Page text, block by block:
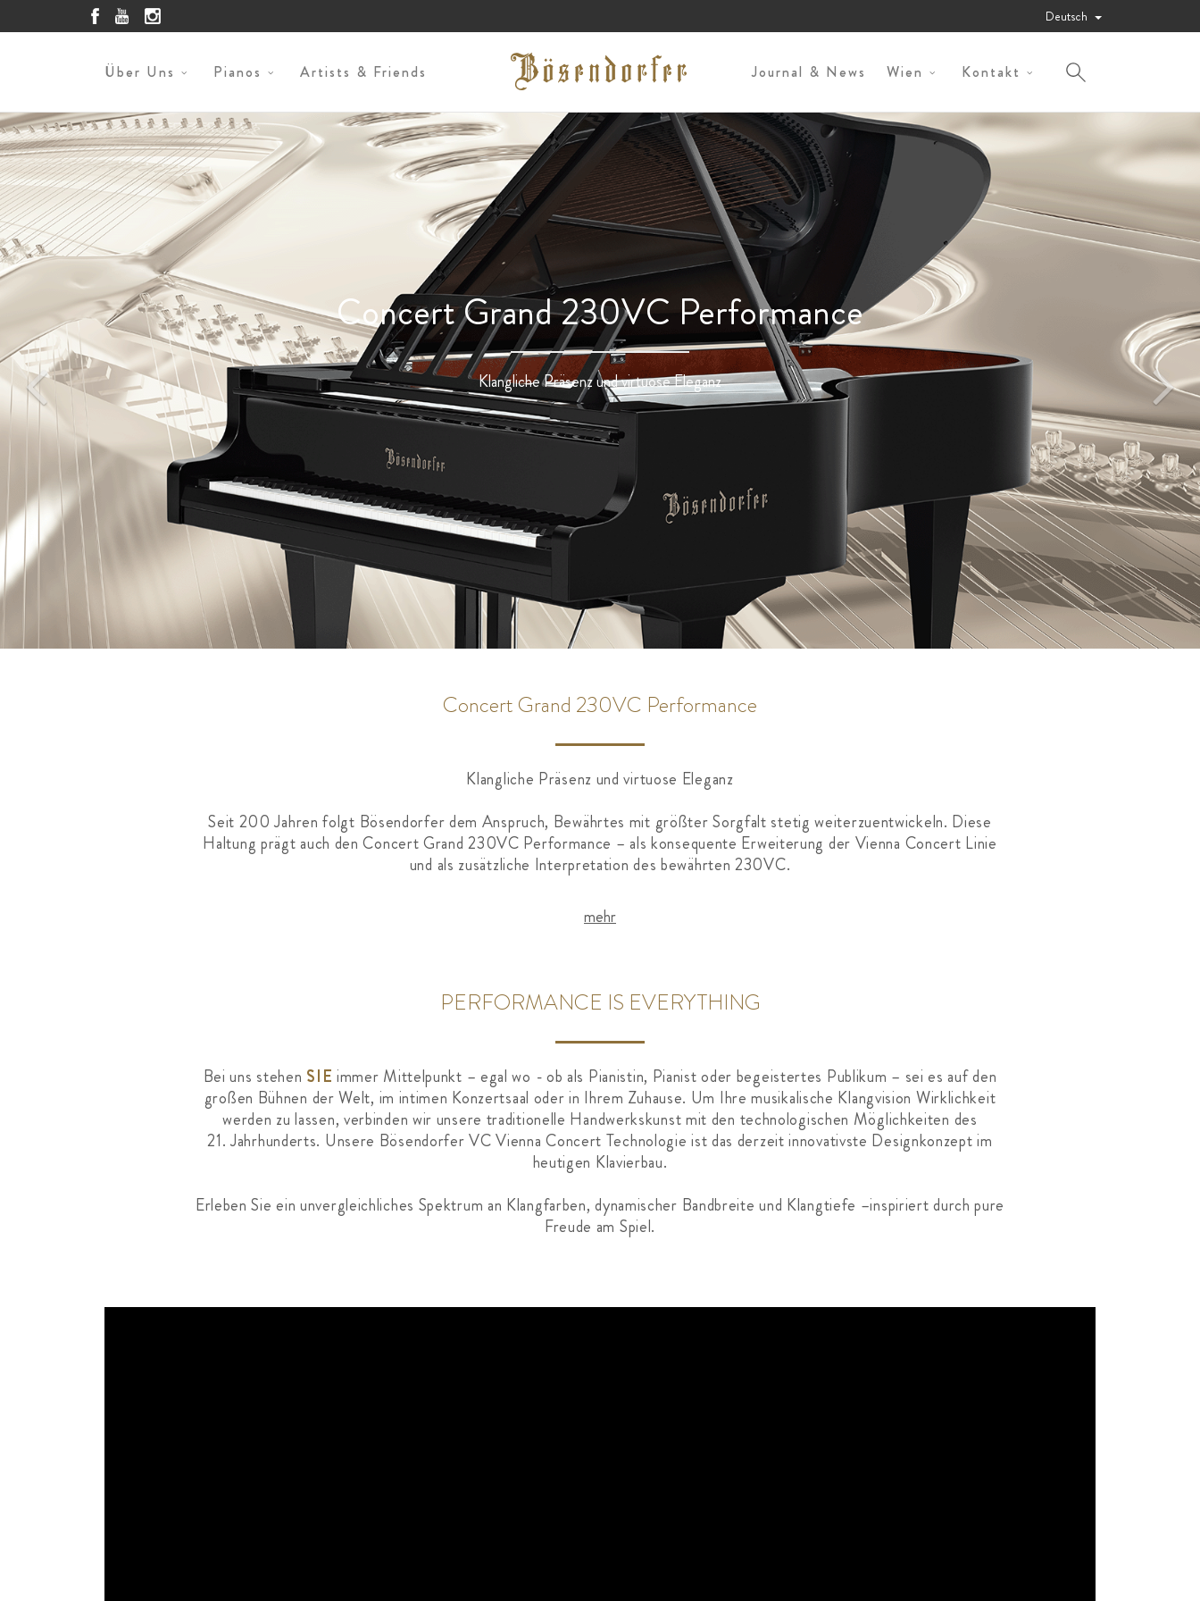
Deutsch
Über Uns Pianos Artists & Friends Journal & News Wien Kontakt
Concert Grand 230VC Performance
Klangliche Präsenz und virtuose Eleganz
Concert Grand 230VC Performance
Klangliche Präsenz und virtuose Eleganz
Seit 200 Jahren folgt Bösendorfer dem Anspruch, Bewährtes mit größter Sorgfalt stetig weiterzuentwickeln. Diese
Haltung prägt auch den Concert Grand 230VC Performance – als konsequente Erweiterung der Vienna Concert Linie
und als zusätzliche Interpretation des bewährten 230VC.
mehr
PERFORMANCE IS EVERYTHING
Bei uns stehen SIE immer Mittelpunkt – egal wo - ob als Pianistin, Pianist oder begeistertes Publikum – sei es auf den
großen Bühnen der Welt, im intimen Konzertsaal oder in Ihrem Zuhause. Um Ihre musikalische Klangvision Wirklichkeit
werden zu lassen, verbinden wir unsere traditionelle Handwerkskunst mit den technologischen Möglichkeiten des
21.Jahrhunderts. Unsere Bösendorfer VC Vienna Concert Technologie ist das derzeit innovativste Designkonzept im
heutigen Klavierbau.
Erleben Sie ein unvergleichliches Spektrum an Klangfarben, dynamischer Bandbreite und Klangtiefe –inspiriert durch pure
Freude am Spiel.